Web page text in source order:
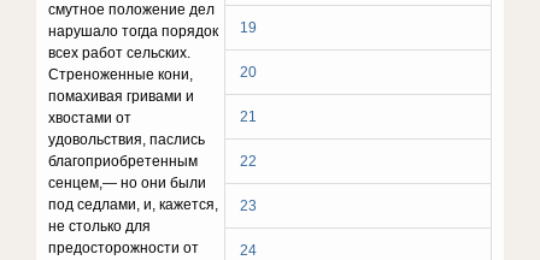
19
20
21
22
23
24
смутное положение дел
нарушало тогда поря­док
всех работ сельских.
Стреноженные кони,
помахивая гривами и
хвостами от
удовольствия, паслись
благоприоб­ретенным
сенцем,— но они были
под седлами, и, кажется,
не столько для
предосторожности от